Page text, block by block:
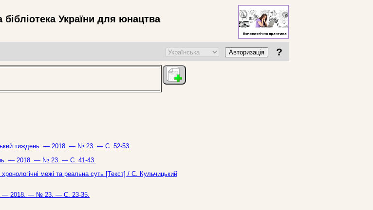
України для юнацтва
Авторизація ?
тиждень. — 2018. — № 23. — С. 52-53.
— 2018. — № 23. — С. 41-43.
хронологічні межі та реальна суть [Текст] / С. Кульчицький
— 2018. — № 23. — С. 23-35.